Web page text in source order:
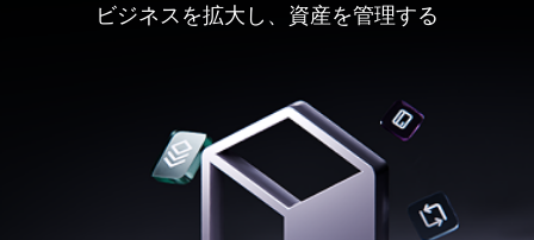
ビジネスを拡大し、資産を管理する